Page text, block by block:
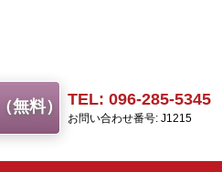
無料） TEL: 096-285-5345
お問い合わせ番号: J1215